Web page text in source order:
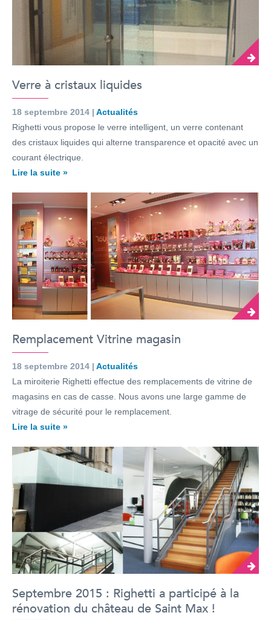
Verre à cristaux liquides
18 septembre 2014 | Actualités
Righetti vous propose le verre intelligent, un verre contenant
des cristaux liquides qui alterne transparence et opacité avec un
courant électrique.
Lire la suite »
Remplacement Vitrine magasin
18 septembre 2014 | Actualités
La miroiterie Righetti effectue des remplacements de vitrine de
magasins en cas de casse. Nous avons une large gamme de
vitrage de sécurité pour le remplacement.
Lire la suite »
Septembre 2015 : Righetti a participé à la
rénovation du château de Saint Max !